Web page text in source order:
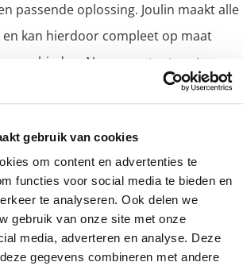
gebruik van cookies
om content en advertenties te
functies voor social media te bieden en
te analyseren. Ook delen we
gebruik van onze site met onze
media, adverteren en analyse. Deze
gegevens combineren met andere
passende oplossing. Joulin maakt alle
kan hierdoor compleet op maat
aanbieden. Neem
contact
met ons
in handling with vacuum foam grippers.
Handler, especially for plastic
coated packaging. This vacuum
seal that is designed to not
When vacuum cups are not
find a suitable solution. They can